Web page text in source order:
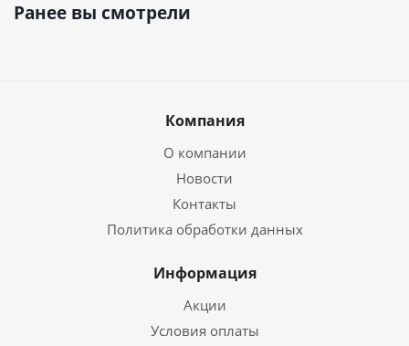
Ранее вы смотрели
Компания
О компании
Новости
Контакты
Политика обработки данных
Информация
Акции
Условия оплаты